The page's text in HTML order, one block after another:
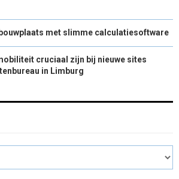
met slimme calculatiesoftware
cruciaal zijn bij nieuwe sites
in Limburg